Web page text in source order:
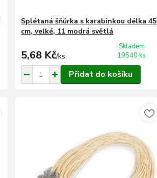
Splétaná šňůrka s karabinkou délka 45
cm, velké, 11 modrá světlá
5,68 Kč/ks
Skladem
19540 ks
Přidat do košíku